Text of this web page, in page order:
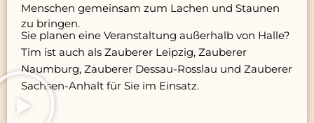
Menschen gemeinsam zum Lachen und Staunen
zu bringen.
Sie planen eine Veranstaltung außerhalb von Halle?
Tim ist auch als Zauberer Leipzig, Zauberer
Naumburg, Zauberer Dessau-Rosslau und Zauberer
Sachsen-Anhalt für Sie im Einsatz.